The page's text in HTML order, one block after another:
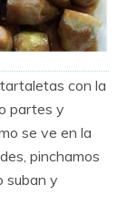
con la
partes y
se ve en la
pinchamos
suban y